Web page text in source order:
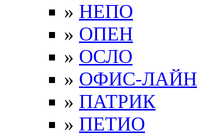
» НЕПО
» ОПЕН
» ОСЛО
» ОФИС-ЛАЙН
» ПАТРИК
» ПЕТИО